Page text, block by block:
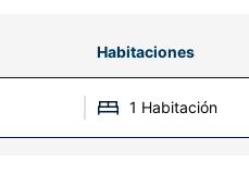
Habitaciones
1 Habitación